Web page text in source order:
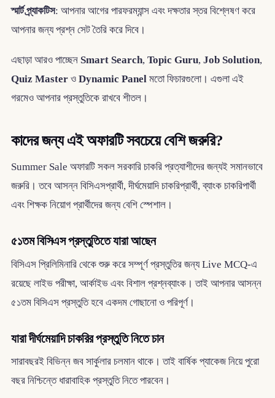
স্মার্ট প্র্যাকটিস: আপনার আগের পারফরম্যান্স এবং দক্ষতার স্তর বিশ্লেষণ করে
আপনার জন্য প্রশ্ন সেট তৈরি করে দিবে।
এছাড়া আরও পাচ্ছেন Smart Search, Topic Guru, Job Solution,
Quiz Masterও Dynamic Panelমতো ফিচারগুলো। এগুলা এই
গরমেও আপনার প্রস্তুতিকে রাখবে শীতল।
কাদের জন্য এই অফারটি সবচেয়ে বেশি জরুরি?
Summer Sale অফারটি সকল সরকারি চাকরি প্রত্যাশীদের জন্যই সমানভাবে
জরুরি। তবে আসন্ন বিসিএসপ্রার্থী, দীর্ঘমেয়াদি চাকরিপ্রার্থী, ব্যাংক চাকরিপার্থী
এবং শিক্ষক নিয়োগ প্রার্থীদের জন্য বেশি স্পেশাল।
৫১তম বিসিএস প্রস্তুতিতে যারা আছেন
বিসিএস প্রিলিমিনারি থেকে শুরু করে সম্পূর্ণ প্রস্তুতির জন্য Live MCQ-এ
রয়েছে লাইভ পরীক্ষা, আর্কাইভ এবং বিশাল প্রশ্নব্যাংক। তাই আপনার আসন্ন
৫১তম বিসিএস প্রস্তুতি হবে একদম গোছানো ও পরিপূর্ণ।
যারা দীর্ঘমেয়াদি চাকরির প্রস্তুতি নিতে চান
সারাবছরই বিভিন্ন জব সার্কুলার চলমান থাকে। তাই বার্ষিক প্যাকেজ নিয়ে পুরো
বছর নিশ্চিন্তে ধারাবাহিক প্রস্তুতি নিতে পারবেন।